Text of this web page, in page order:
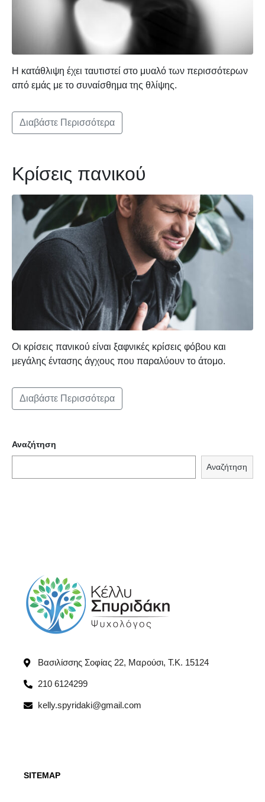
Η κατάθλιψη έχει ταυτιστεί στο μυαλό των περισσότερων
από εμάς με το συναίσθημα της θλίψης.
Διαβάστε Περισσότερα
Κρίσεις πανικού
Οι κρίσεις πανικού είναι ξαφνικές κρίσεις φόβου και
μεγάλης έντασης άγχους που παραλύουν το άτομο.
Διαβάστε Περισσότερα
Αναζήτηση
Αναζήτηση
Βασιλίσσης Σοφίας 22, Μαρούσι, T.K. 15124
210 6124299
kelly.spyridaki@gmail.com
SITEMAP